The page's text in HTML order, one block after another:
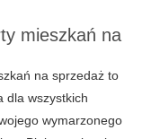
mieszkań na
na sprzedaż to
dla wszystkich
wymarzonego